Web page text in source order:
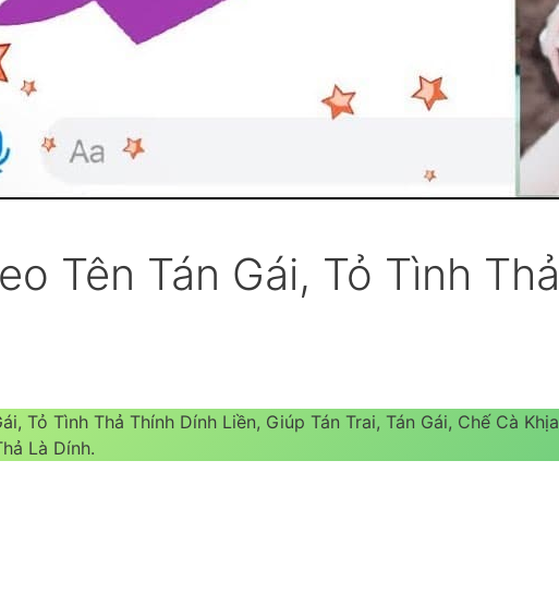
Tên Tán Gái, Tỏ Tình Thả
Tỏ Tình Thả Thính Dính Liền, Giúp Tán Trai, Tán Gái, Chế Cà Khịa
Là Dính.